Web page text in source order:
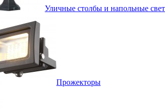
Уличные столбы и напольные
Прожекторы